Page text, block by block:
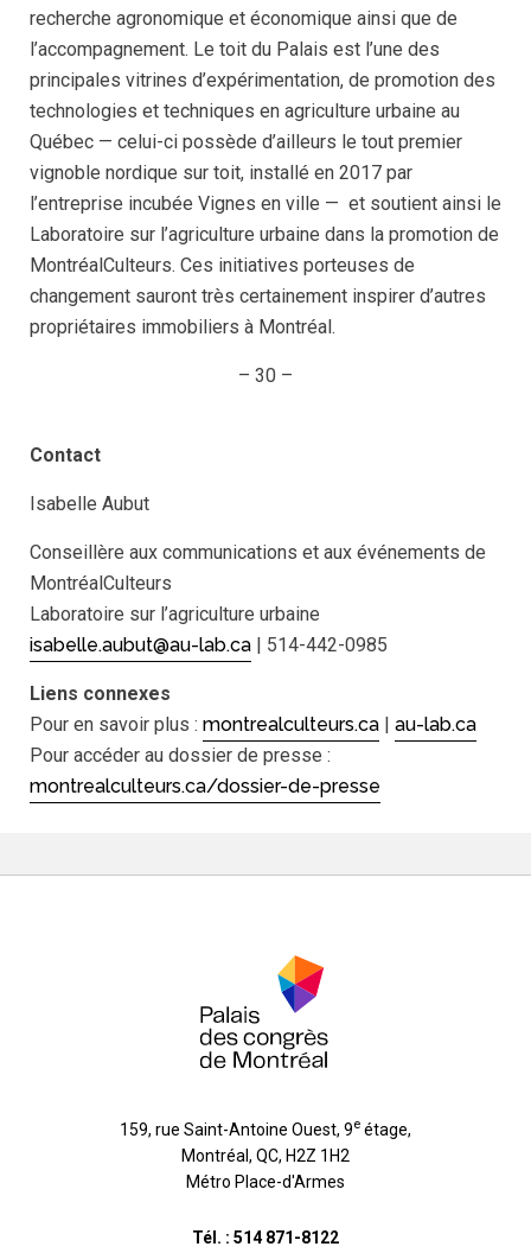
recherche agronomique et économique ainsi que de
l’accompagnement. Le toit du Palais est l’une des
principales vitrines d’expérimentation, de promotion des
technologies et techniques en agriculture urbaine au
Québec — celui-ci possède d’ailleurs le tout premier
vignoble nordique sur toit, installé en 2017 par
l’entreprise incubée Vignes en ville — et soutient ainsi le
Laboratoire sur l’agriculture urbaine dans la promotion de
MontréalCulteurs. Ces initiatives porteuses de
changement sauront très certainement inspirer d’autres
propriétaires immobiliers à Montréal.
– 30 –
Contact
Isabelle Aubut
Conseillère aux communications et aux événements de
MontréalCulteurs
Laboratoire sur l’agriculture urbaine
isabelle.aubut@au-lab.ca | 514-442-0985
Liens connexes
Pour en savoir plus : montrealculteurs.ca | au-lab.ca
Pour accéder au dossier de presse :
montrealculteurs.ca/dossier-de-presse
159, rue Saint-Antoine Ouest, 9e étage,
Montréal , QC, H2Z 1H2
Métro Place-d'Armes
Tél. : 514 871-8122